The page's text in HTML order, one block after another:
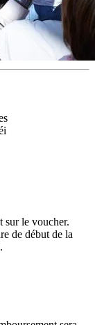
sur le voucher.
de début de la